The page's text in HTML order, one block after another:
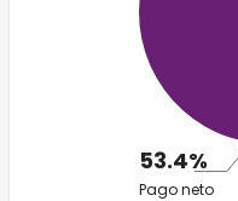
53.4%
Pago neto